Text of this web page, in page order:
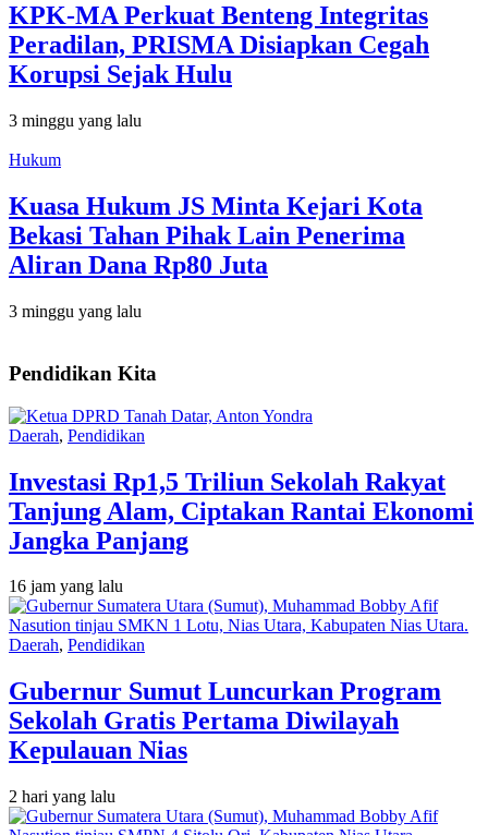
KPK-MA Perkuat Benteng Integritas
Peradilan, PRISMA Disiapkan Cegah
Korupsi Sejak Hulu
3 minggu yang lalu
Hukum
Kuasa Hukum JS Minta Kejari Kota
Bekasi Tahan Pihak Lain Penerima
Aliran Dana Rp80 Juta
3 minggu yang lalu
Pendidikan Kita
Daerah, Pendidikan
Investasi Rp1,5 Triliun Sekolah Rakyat
Tanjung Alam, Ciptakan Rantai Ekonomi
Jangka Panjang
16 jam yang lalu
Daerah, Pendidikan
Gubernur Sumut Luncurkan Program
Sekolah Gratis Pertama Diwilayah
Kepulauan Nias
2 hari yang lalu